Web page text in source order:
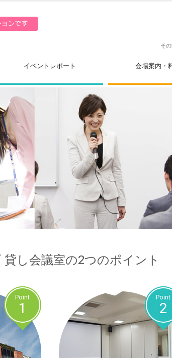
そ
イベントレポート 会場案内・
貸し会議室の2つのポイント
Point
1
Point
2